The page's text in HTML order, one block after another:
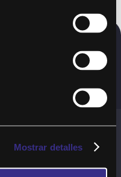
Mostrar detalles
los derechos
uso del Servicio